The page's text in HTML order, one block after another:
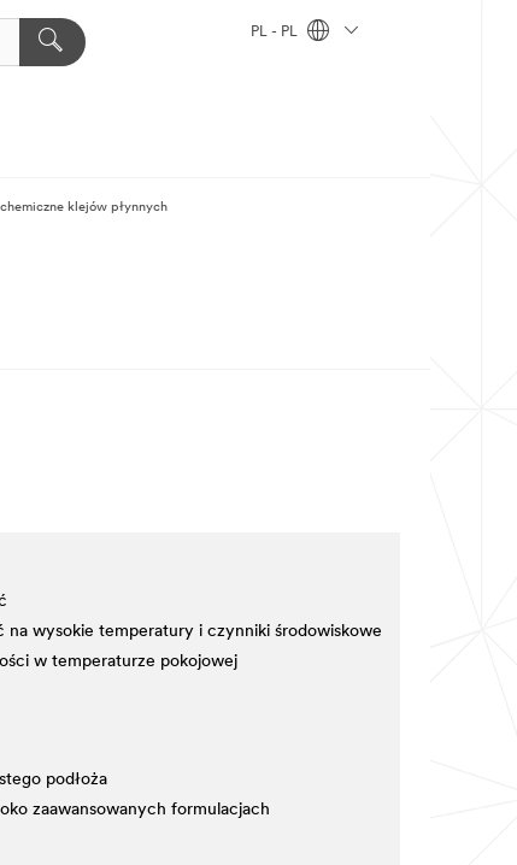
PL - PL
klejów płynnych
na wysokie temperatury i czynniki środowiskowe
w temperaturze pokojowej
podłoża
zaawansowanych formulacjach